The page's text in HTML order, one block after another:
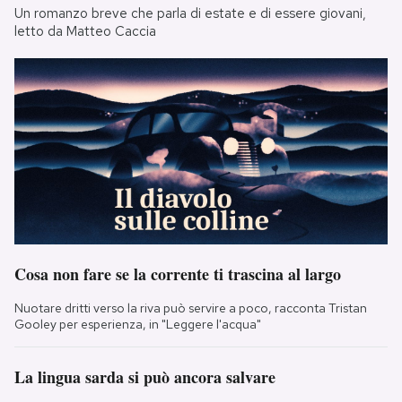
Un romanzo breve che parla di estate e di essere giovani,
letto da Matteo Caccia
Cosa non fare se la corrente ti trascina al largo
Nuotare dritti verso la riva può servire a poco, racconta Tristan
Gooley per esperienza, in "Leggere l'acqua"
La lingua sarda si può ancora salvare